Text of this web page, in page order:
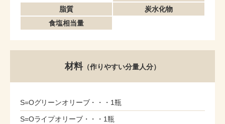
脂質
炭水化物
食塩相当量
材料（作りやすい分量人分）
S=Oグリーンオリーブ・・・1瓶
S=Oライプオリーブ・・・1瓶